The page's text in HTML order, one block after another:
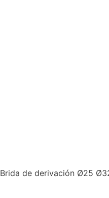
Brida de derivación Ø25